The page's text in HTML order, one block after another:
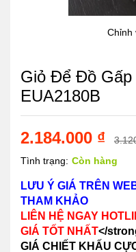
Chỉnh
Giỏ Để Đồ
EUA2180B
2.184.000 ₫
Tình trạng: Còn hàng
LƯU Ý GIÁ TRÊN
THAM KHẢO
LIÊN HỆ NGAY
GIÁ TỐT NHẤT</
GIÁ CHIẾT KHẤU